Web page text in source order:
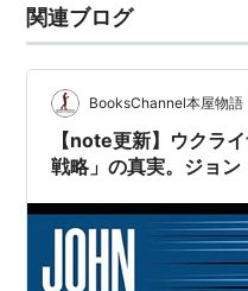
関連ブログ
BooksChannel本屋物語
【note更新】ウクラ
戦略」の真実。ジョン